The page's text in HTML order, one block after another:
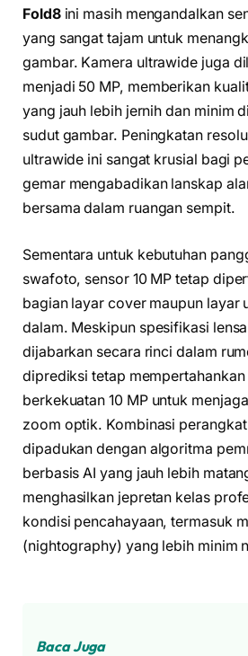
Fold8ini masih mengandalkan
yang sangat tajam untuk
gambar. Kamera ultrawide juga
menjadi 50 MP, memberikan
yang jauh lebih jernih dan minim
sudut gambar. Peningkatan
ultrawide ini sangat krusial bagi
gemar mengabadikan lanskap
bersama dalam ruangan sempit.
Sementara untuk kebutuhan
swafoto, sensor 10 MP tetap
bagian layar cover maupun layar
dalam. Meskipun spesifikasi
dijabarkan secara rinci dalam
diprediksi tetap
berkekuatan 10 MP untuk
zoom optik. Kombinasi
dipadukan dengan algoritma
berbasis AI yang jauh lebih
menghasilkan jepretan kelas
kondisi pencahayaan, termasuk
(nightography) yang lebih minim
Baca Juga